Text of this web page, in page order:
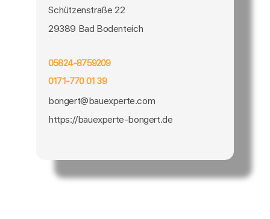
Schützenstraße 22
29389 Bad Bodenteich
05824-8759209
0171-770 01 39
bongert@bauexperte.com
https://bauexperte-bongert.de